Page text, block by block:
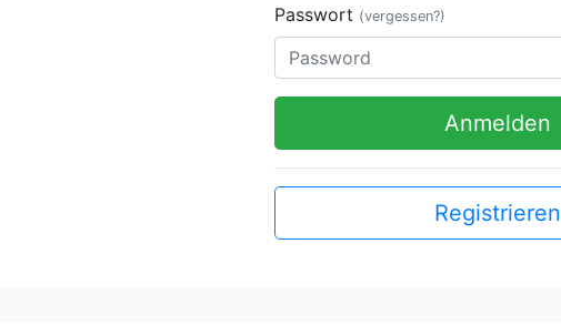
Passwort (vergessen?)
Anmelden
Registrieren